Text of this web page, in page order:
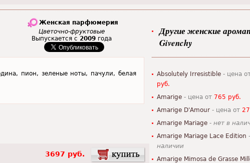
Женская парфюмерия
Цветочно-фруктовые
Выпускается с 2009 года
пион, зеленые ноты, пачули, белая
3697 руб.
Другие женские
Givenchy
Absolutely Irresistible - цена
руб.
Amarige - цена от 765 руб.
Amarige D'Amour - цена от
Amarige Mariage - нет в
Amarige Mariage Lace Edition -
наличии
Amarige Mimosa de Grasse